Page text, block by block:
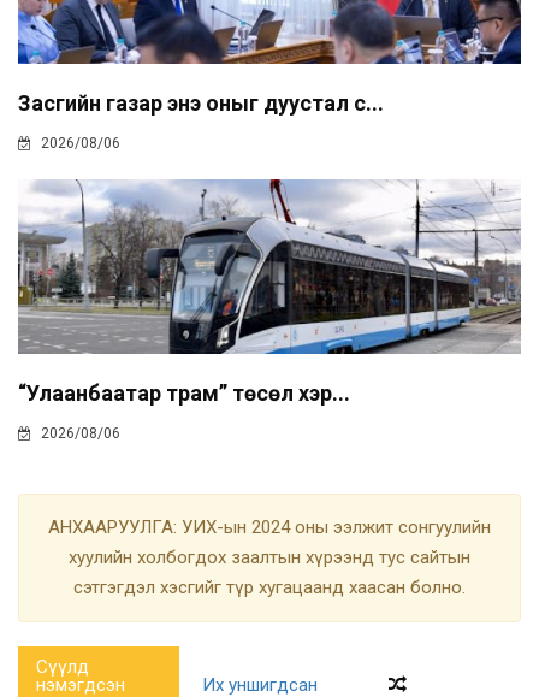
Засгийн газар энэ оныг дуустал с...
2026/08/06
“Улаанбаатар трам” төсөл хэр...
2026/08/06
АНХААРУУЛГА: УИХ-ын 2024 оны ээлжит сонгуулийн
хуулийн холбогдох заалтын хүрээнд тус сайтын
сэтгэгдэл хэсгийг түр хугацаанд хаасан болно.
Сүүлд
нэмэгдсэн
Их уншигдсан